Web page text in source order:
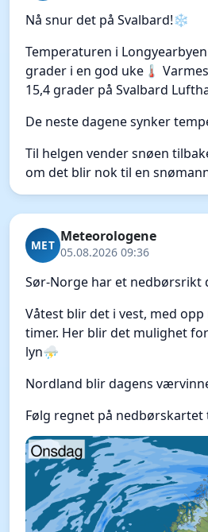
Nå snur det på Svalbard!❄️
Temperaturen i
grader i en god uke🌡️
15,4 grader på Svalbard
De neste dagene synker
Til helgen vender snøen
om det blir nok til en
MET
Meteorologene
05.08.2026 09:36
Sør-Norge har et nedbørsrikt
Våtest blir det i vest, med
timer. Her blir det mulighet
lyn⛈️
Nordland blir dagens
Følg regnet på nedbørskartet